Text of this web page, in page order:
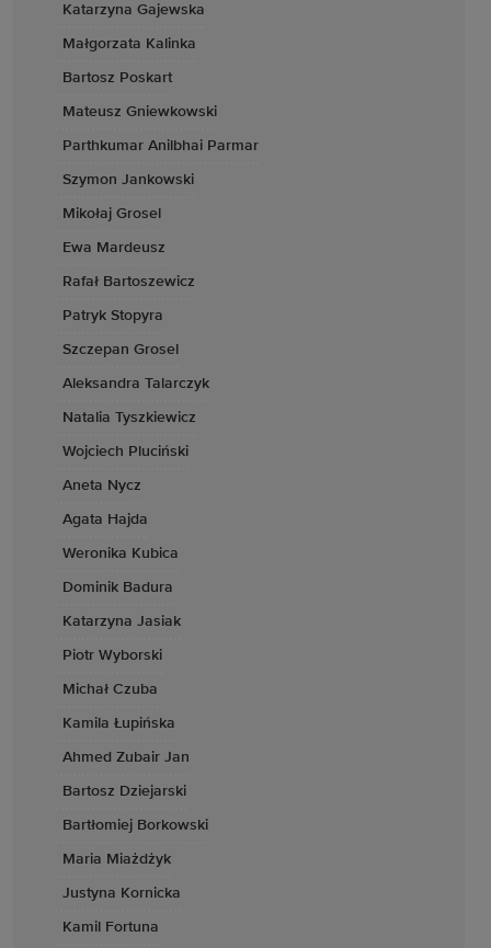
Katarzyna Gajewska
Małgorzata Kalinka
Bartosz Poskart
Mateusz Gniewkowski
Parthkumar Anilbhai Parmar
Szymon Jankowski
Mikołaj Grosel
Ewa Mardeusz
Rafał Bartoszewicz
Patryk Stopyra
Szczepan Grosel
Aleksandra Talarczyk
Natalia Tyszkiewicz
Wojciech Pluciński
Aneta Nycz
Agata Hajda
Weronika Kubica
Dominik Badura
Katarzyna Jasiak
Piotr Wyborski
Michał Czuba
Kamila Łupińska
Ahmed Zubair Jan
Bartosz Dziejarski
Bartłomiej Borkowski
Maria Miażdżyk
Justyna Kornicka
Kamil Fortuna